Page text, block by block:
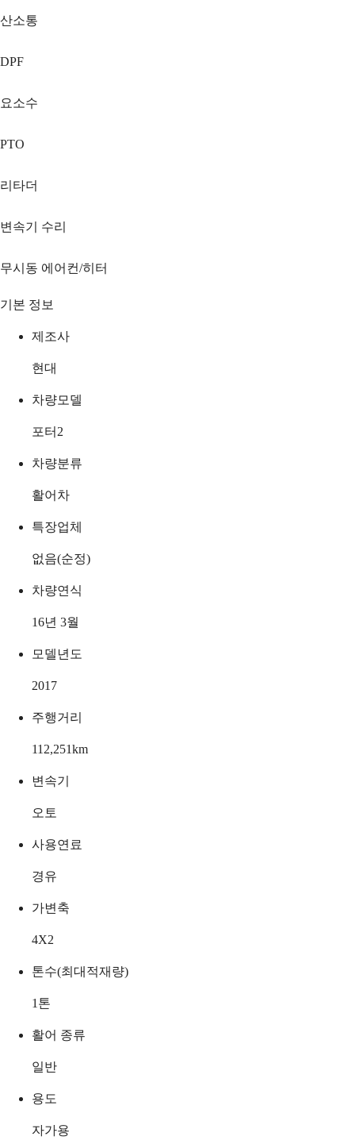
산소통
DPF
요소수
PTO
리타더
변속기 수리
무시동 에어컨/히터
기본 정보
제조사
현대
차량모델
포터2
차량분류
활어차
특장업체
없음(순정)
차량연식
16년 3월
모델년도
2017
주행거리
112,251km
변속기
오토
사용연료
경유
가변축
4X2
톤수(최대적재량)
1 톤
활어 종류
일반
용도
자가용